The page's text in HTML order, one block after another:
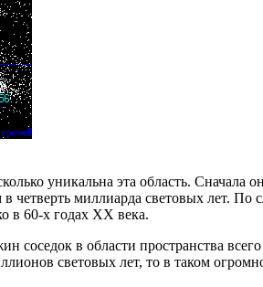
уникальна эта область.
четверть миллиарда световых лет. По
в 60-х годах XX века.
соседок в области пространства
световых лет, то в таком